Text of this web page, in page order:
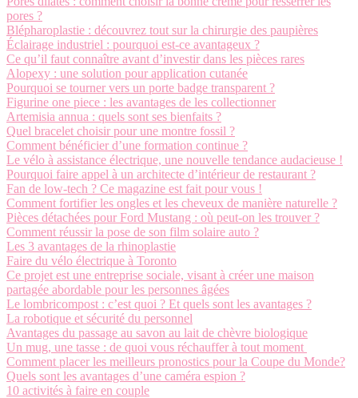
pores ?
Blépharoplastie : découvrez tout sur la chirurgie des paupières
Éclairage industriel : pourquoi est-ce avantageux ?
Ce qu’il faut connaître avant d’investir dans les pièces rares
Alopexy : une solution pour application cutanée
Pourquoi se tourner vers un porte badge transparent ?
Figurine one piece : les avantages de les collectionner
Artemisia annua : quels sont ses bienfaits ?
Quel bracelet choisir pour une montre fossil ?
Comment bénéficier d’une formation continue ?
Le vélo à assistance électrique, une nouvelle tendance audacieuse !
Pourquoi faire appel à un architecte d’intérieur de restaurant ?
Fan de low-tech ? Ce magazine est fait pour vous !
Comment fortifier les ongles et les cheveux de manière naturelle ?
Pièces détachées pour Ford Mustang : où peut-on les trouver ?
Comment réussir la pose de son film solaire auto ?
Les 3 avantages de la rhinoplastie
Faire du vélo électrique à Toronto
Ce projet est une entreprise sociale, visant à créer une maison
partagée abordable pour les personnes âgées
Le lombricompost : c’est quoi ? Et quels sont les avantages ?
La robotique et sécurité du personnel
Avantages du passage au savon au lait de chèvre biologique
Un mug, une tasse : de quoi vous réchauffer à tout moment
Comment placer les meilleurs pronostics pour la Coupe du Monde?
Quels sont les avantages d’une caméra espion ?
10 activités à faire en couple